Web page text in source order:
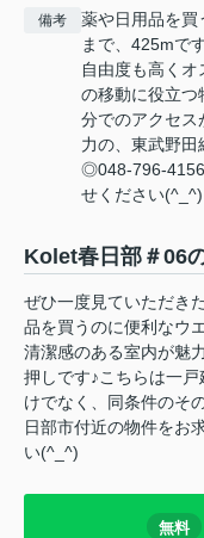
備考
薬や日用品を買
まで、425mで
自由度も高く
の移動に役立
分でのアクセ
力の、東武野
◎048-796-4156
せください(^_^)
Kolet春日部＃06
ぜひ一度見ていただき
品を買うのに便利なウ
清潔感のある室内が魅
押しです♪こちらは一
けでなく、同条件のそ
日部市付近の物件をお
い(^_^)
無料